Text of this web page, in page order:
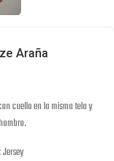
Araña
cuello en la misma tela y